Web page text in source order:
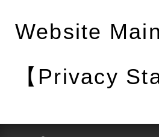
Website
【Privacy